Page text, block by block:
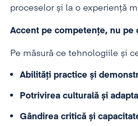
proceselor și la o experiență
Accent pe competențe, nu pe
Pe măsură ce tehnologiile și
Abilități practice și
Potrivirea culturală și
Gândirea critică și